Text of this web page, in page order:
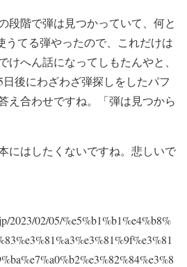
段階で弾は見つかっていて、何と
うてる弾やったので、これだけは
けへん話になってしもたんやと、
後にわざわざ弾探しをしたパフ
え合わせですね。「弾は見つから
にはしたくないですね。悲しいで
2023/02/05/%e5%b1%b1%e4%b8%